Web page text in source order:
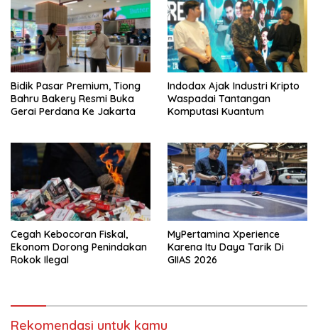
Bidik Pasar Premium, Tiong
Bahru Bakery Resmi Buka
Gerai Perdana Ke Jakarta
Indodax Ajak Industri Kripto
Waspadai Tantangan
Komputasi Kuantum
Cegah Kebocoran Fiskal,
Ekonom Dorong Penindakan
Rokok Ilegal
MyPertamina Xperience
Karena Itu Daya Tarik Di
GIIAS 2026
Rekomendasi untuk kamu